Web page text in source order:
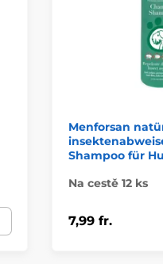
Menforsan
Shampoo für
Na cestě 12 ks
7,99 fr.